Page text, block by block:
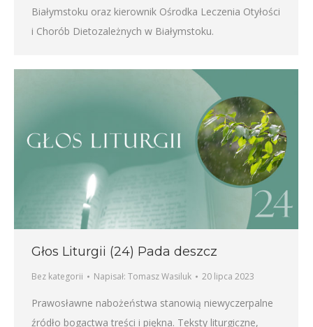
Białymstoku oraz kierownik Ośrodka Leczenia Otyłości
i Chorób Dietozależnych w Białymstoku.
Głos Liturgii (24) Pada deszcz
Bez kategorii Napisał: Tomasz Wasiluk 20 lipca 2023
Prawosławne nabożeństwa stanowią niewyczerpalne
źródło bogactwa treści i piękna. Teksty liturgiczne,